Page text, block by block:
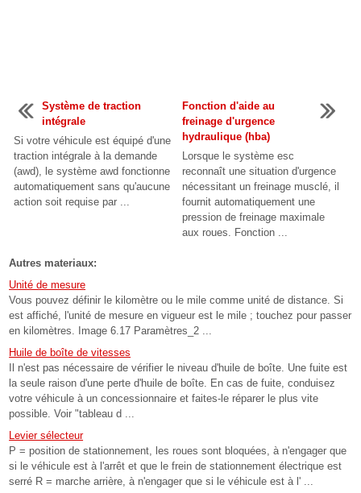
Système de traction
intégrale
Si votre véhicule est équipé d'une
traction intégrale à la demande
(awd), le système awd fonctionne
automatiquement sans qu'aucune
action soit requise par ...
Fonction d'aide au
freinage d'urgence
hydraulique (hba)
Lorsque le système esc
reconnaît une situation d'urgence
nécessitant un freinage musclé, il
fournit automatiquement une
pression de freinage maximale
aux roues. Fonction ...
Autres materiaux:
Unité de mesure
Vous pouvez définir le kilomètre ou le mile comme unité de distance. Si
est affiché, l'unité de mesure en vigueur est le mile ; touchez pour passer
en kilomètres. Image 6.17 Paramètres_2 ...
Huile de boîte de vitesses
Il n'est pas nécessaire de vérifier le niveau d'huile de boîte. Une fuite est
la seule raison d'une perte d'huile de boîte. En cas de fuite, conduisez
votre véhicule à un concessionnaire et faites-le réparer le plus vite
possible. Voir "tableau d ...
Levier sélecteur
P = position de stationnement, les roues sont bloquées, à n'engager que
si le véhicule est à l'arrêt et que le frein de stationnement électrique est
serré R = marche arrière, à n'engager que si le véhicule est à l' ...